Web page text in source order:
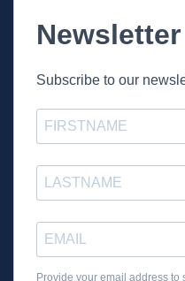
Newsletter
Subscribe to our
Provide your email address to